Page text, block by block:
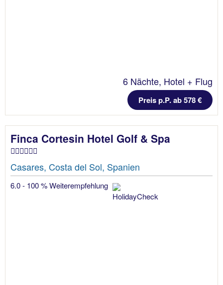
6 Nächte, Hotel + Flug
Preis p.P. ab 578 €
Finca Cortesin Hotel Golf & Spa
Casares, Costa del Sol, Spanien
6.0 - 100 % Weiterempfehlung